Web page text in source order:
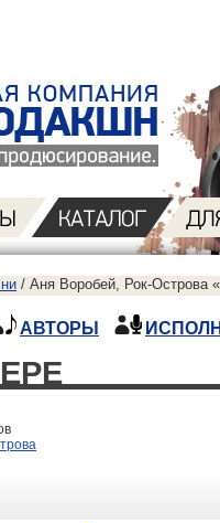
/ Аня Воробей, Рок-Острова
АВТОРЫ